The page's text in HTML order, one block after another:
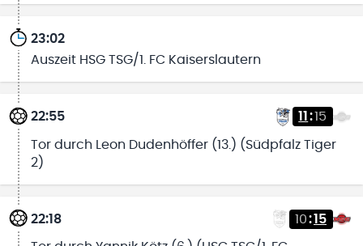
23:02
Auszeit HSG TSG/1. FC Kaiserslautern
22:55 11 :15
Tor durch Leon Dudenhöffer (13.) (Südpfalz Tiger
2)
22:18 10:15